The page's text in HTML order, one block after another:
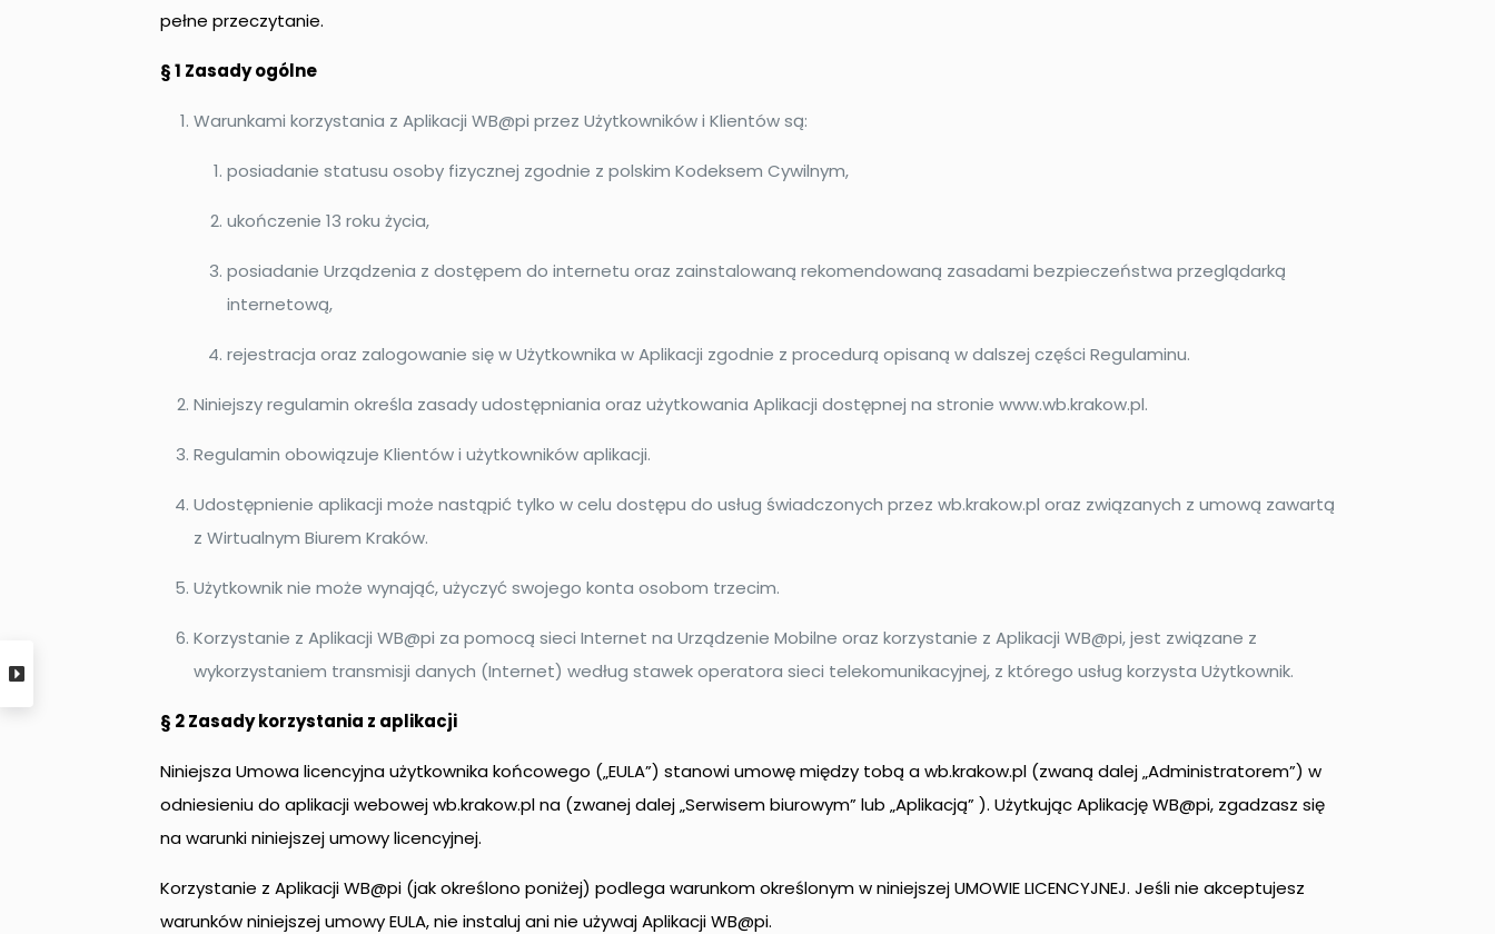
pełne przeczytanie.
§ 1 Zasady ogólne
Warunkami korzystania z Aplikacji WB@pi przez Użytkowników i Klientów są:
posiadanie statusu osoby fizycznej zgodnie z polskim Kodeksem Cywilnym,
ukończenie 13 roku życia,
posiadanie Urządzenia z dostępem do internetu oraz zainstalowaną rekomendowaną zasadami bezpieczeństwa przeglądarką
internetową,
rejestracja oraz zalogowanie się w Użytkownika w Aplikacji zgodnie z procedurą opisaną w dalszej części Regulaminu.
Niniejszy regulamin określa zasady udostępniania oraz użytkowania Aplikacji dostępnej na stronie www.wb.krakow.pl.
Regulamin obowiązuje Klientów i użytkowników aplikacji.
Udostępnienie aplikacji może nastąpić tylko w celu dostępu do usług świadczonych przez wb.krakow.pl oraz związanych z umową zawartą
z Wirtualnym Biurem Kraków.
Użytkownik nie może wynająć, użyczyć swojego konta osobom trzecim.
Korzystanie z Aplikacji WB@pi za pomocą sieci Internet na Urządzenie Mobilne oraz korzystanie z Aplikacji WB@pi, jest związane z
wykorzystaniem transmisji danych (Internet) według stawek operatora sieci telekomunikacyjnej, z którego usług korzysta Użytkownik.
§ 2 Zasady korzystania z aplikacji
Niniejsza Umowa licencyjna użytkownika końcowego („EULA”) stanowi umowę między tobą a wb.krakow.pl (zwaną dalej „Administratorem”) w
odniesieniu do aplikacji webowej wb.krakow.pl na (zwanej dalej „Serwisem biurowym” lub „Aplikacją” ). Użytkując Aplikację WB@pi, zgadzasz się
na warunki niniejszej umowy licencyjnej.
Korzystanie z Aplikacji WB@pi (jak określono poniżej) podlega warunkom określonym w niniejszej UMOWIE LICENCYJNEJ. Jeśli nie akceptujesz
warunków niniejszej umowy EULA, nie instaluj ani nie używaj Aplikacji WB@pi.